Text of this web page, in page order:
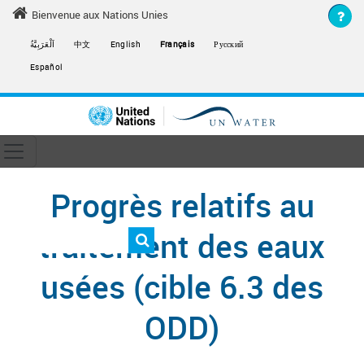
Skip to main content
Bienvenue aux Nations Unies
اَلْعَرَبِيَّةُ 中文 English Français
Русский
Español
Toggle navigation
navigation
Progrès relatifs au
traitement des eaux
usées (cible 6.3 des
ODD)